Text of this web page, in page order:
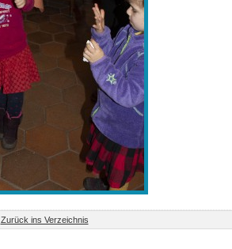
Zurück ins Verzeichnis